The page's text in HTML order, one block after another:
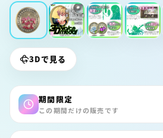
期間限定
3Dで見る
期間限定
この期間だけの販売です